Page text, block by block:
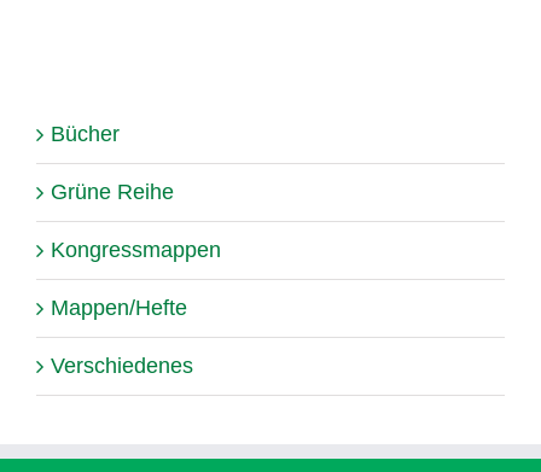
Bücher
Grüne Reihe
Kongressmappen
Mappen/Hefte
Verschiedenes